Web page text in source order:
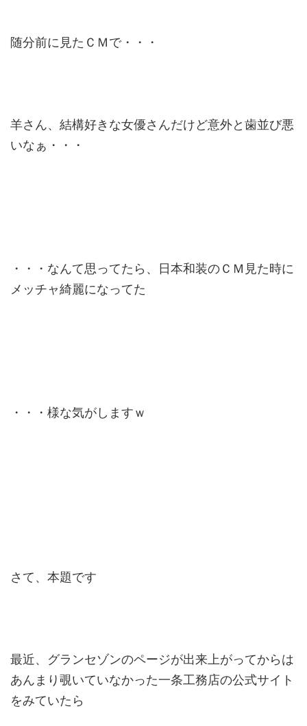
随分前に見たＣＭで・・・
羊さん、結構好きな女優さんだけど意外と歯並び悪
いなぁ・・・
・・・なんて思ってたら、日本和装のＣＭ見た時に
メッチャ綺麗になってた
・・・様な気がしますｗ
さて、本題です
最近、グランセゾンのページが出来上がってからは
あんまり覗いていなかった一条工務店の公式サイト
をみていたら